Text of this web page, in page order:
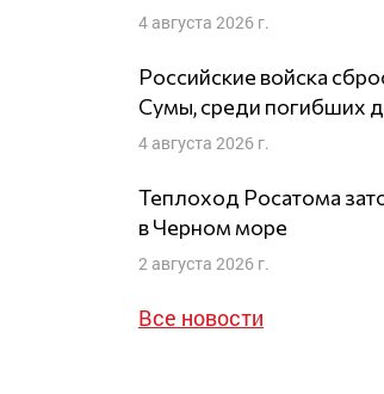
4 августа 2026 г.
Российские войска
Сумы, среди погибших
4 августа 2026 г.
Теплоход Росатома
в Черном море
2 августа 2026 г.
Все новости